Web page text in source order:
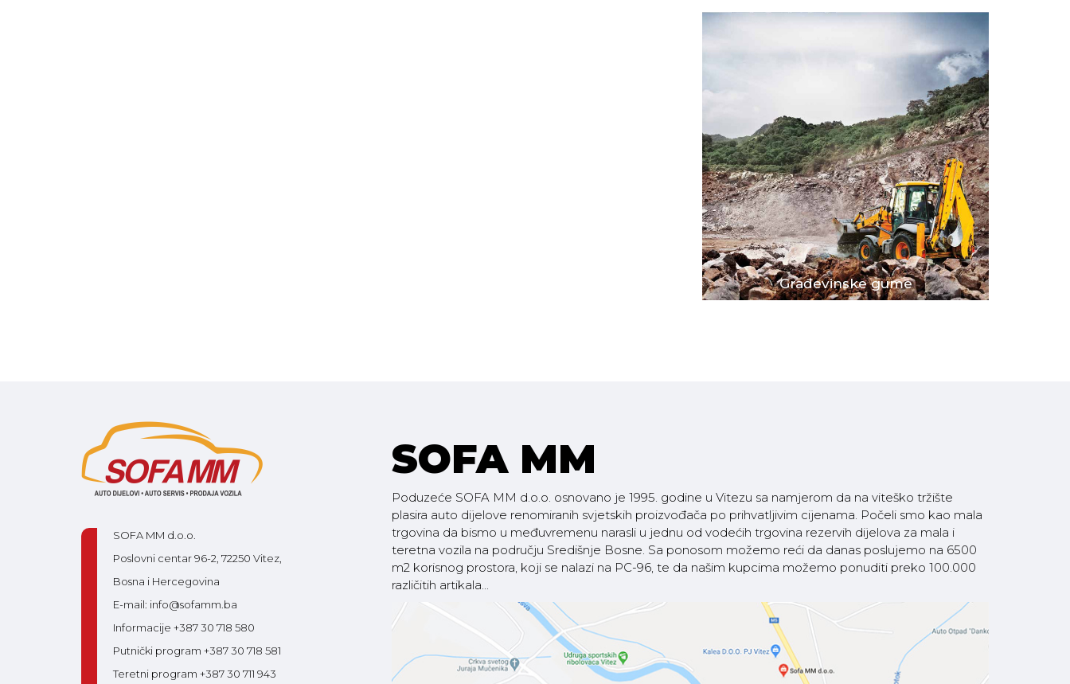
Građevinske gume
SOFA MM d.o.o.
Poslovni centar 96-2, 72250 Vitez,
Bosna i Hercegovina
E-mail: info@sofamm.ba
Informacije +387 30 718 580
Putnički program +387 30 718 581
Teretni program +387 30 711 943
SOFA MM
Poduzeće SOFA MM d.o.o. osnovano je 1995. godine u Vitezu sa namjerom da na viteško tržište
plasira auto dijelove renomiranih svjetskih proizvođača po prihvatljivim cijenama. Počeli smo kao mala
trgovina da bismo u međuvremenu narasli u jednu od vodećih trgovina rezervih dijelova za mala i
teretna vozila na području Središnje Bosne. Sa ponosom možemo reći da danas poslujemo na 6500
m2 korisnog prostora, koji se nalazi na PC-96, te da našim kupcima možemo ponuditi preko 100.000
različitih artikala...